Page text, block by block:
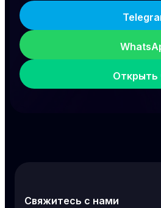
Открыть
Свяжитесь с нами